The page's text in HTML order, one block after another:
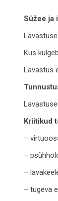
Süžee ja
Kus
Lavastus
Kriitikud
–
–
–
– tugeva